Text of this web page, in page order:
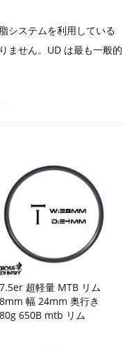
システムを利用している
ません。UD は最も一般的
超軽量 MTB リム
幅 24mm 奥行き
650B mtb リム